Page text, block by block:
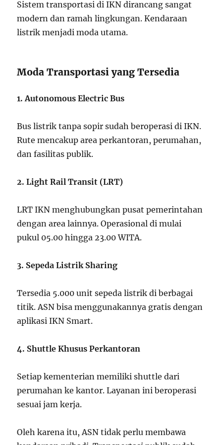
Sistem transportasi di IKN dirancang sangat
modern dan ramah lingkungan. Kendaraan
listrik menjadi moda utama.
Moda Transportasi yang Tersedia
1. Autonomous Electric Bus
Bus listrik tanpa sopir sudah beroperasi di IKN.
Rute mencakup area perkantoran, perumahan,
dan fasilitas publik.
2. Light Rail Transit (LRT)
LRT IKN menghubungkan pusat pemerintahan
dengan area lainnya. Operasional di mulai
pukul 05.00 hingga 23.00 WITA.
3. Sepeda Listrik Sharing
Tersedia 5.000 unit sepeda listrik di berbagai
titik. ASN bisa menggunakannya gratis dengan
aplikasi IKN Smart.
4. Shuttle Khusus Perkantoran
Setiap kementerian memiliki shuttle dari
perumahan ke kantor. Layanan ini beroperasi
sesuai jam kerja.
Oleh karena itu, ASN tidak perlu membawa